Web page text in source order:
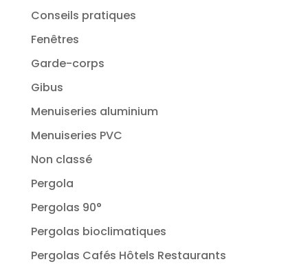
Conseils pratiques
Fenêtres
Garde-corps
Gibus
Menuiseries aluminium
Menuiseries PVC
Non classé
Pergola
Pergolas 90°
Pergolas bioclimatiques
Pergolas Cafés Hôtels Restaurants